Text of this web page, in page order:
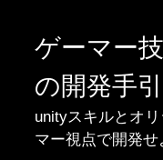
contentゲーマー
の開発手引
unityスキルとオ
マー視点で開発せ